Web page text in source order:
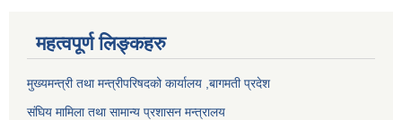
महत्वपूर्ण लिङ्कहरु
मुख्यमन्त्री तथा मन्त्रीपरिषदको कार्यालय ,बागमती प्रदेश
संघिय मामिला तथा सामान्य प्रशासन मन्त्रालय